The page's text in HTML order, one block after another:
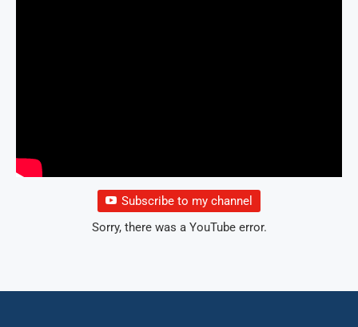
Subscribe to my channel
Sorry, there was a YouTube error.